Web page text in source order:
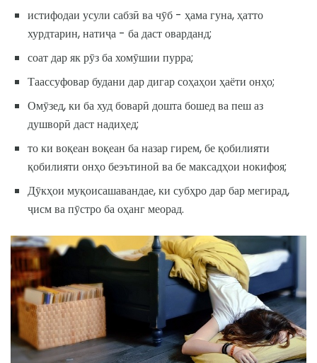
истифодаи усули сабзӣ ва чӯб - ҳама гуна, ҳатто
хурдтарин, натиҷа - ба даст оварданд;
соат дар як рӯз ба хомӯшии пурра;
Таассуфовар будани дар дигар соҳаҳои ҳаёти онҳо;
Омӯзед, ки ба худ боварӣ дошта бошед ва пеш аз
душворӣ даст надиҳед;
то ки воқеан воқеан ба назар гирем, бе қобилияти
қобилияти онҳо беэътиноӣ ва бе максадҳои нокифоя;
Дӯкҳои муқоисашавандае, ки субҳро дар бар мегирад,
ҷисм ва пӯстро ба оҳанг меорад.